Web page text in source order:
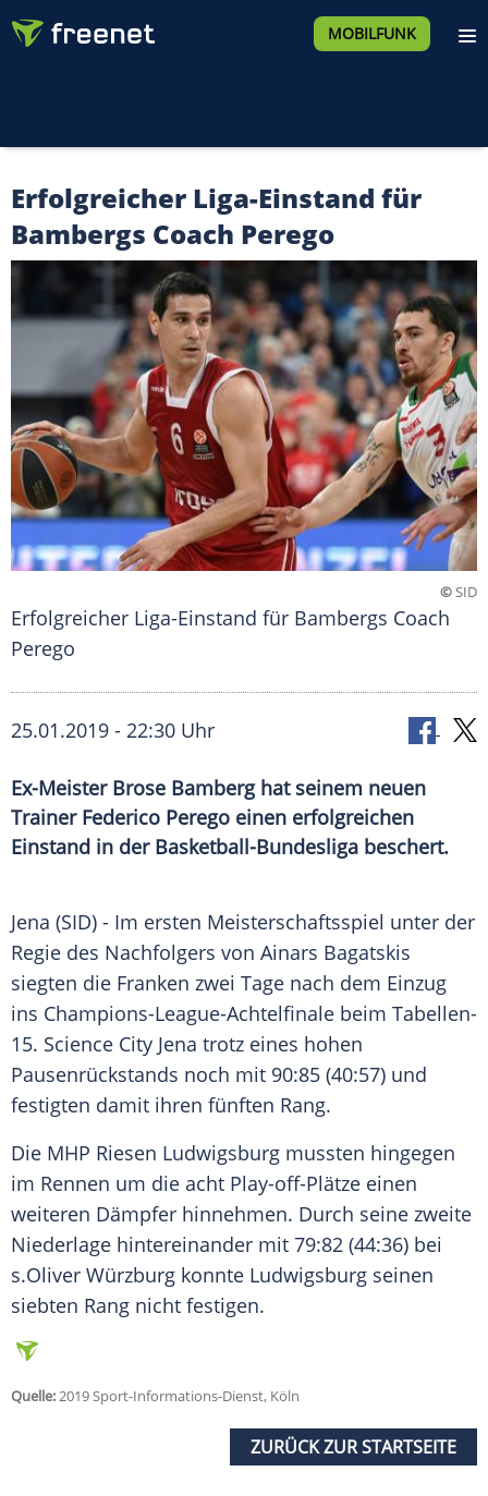
MOBILFUNK
Erfolgreicher Liga-Einstand für
Bambergs Coach Perego
©SID
Erfolgreicher Liga-Einstand für Bambergs Coach
Perego
25.01.2019 - 22:30 Uhr
Ex-Meister Brose Bamberg hat seinem neuen
Trainer Federico Perego einen erfolgreichen
Einstand in der Basketball-Bundesliga beschert.
Jena (SID) - Im ersten Meisterschaftsspiel unter der
Regie des Nachfolgers von Ainars Bagatskis
siegten die Franken zwei Tage nach dem Einzug
ins Champions-League-Achtelfinale beim Tabellen-
15. Science City Jena trotz eines hohen
Pausenrückstands noch mit 90:85 (40:57) und
festigten damit ihren fünften Rang.
Die MHP Riesen Ludwigsburg mussten hingegen
im Rennen um die acht Play-off-Plätze einen
weiteren Dämpfer hinnehmen. Durch seine zweite
Niederlage hintereinander mit 79:82 (44:36) bei
s.Oliver Würzburg konnte Ludwigsburg seinen
siebten Rang nicht festigen.
Quelle:2019 Sport-Informations-Dienst, Köln
ZURÜCK ZUR STARTSEITE